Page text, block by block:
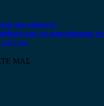
που ψάχνετε;
σας να απαντήσουμε
μας
ΜΑΣ